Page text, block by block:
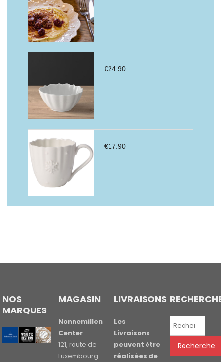
€24.90
€17.90
NOS
MARQUES
MAGASIN
Nonnemillen
Center
121, route de
Luxembourg
LIVRAISONS
Les
Livraisons
peuvent être
réalisées de
Recherche
Recherche